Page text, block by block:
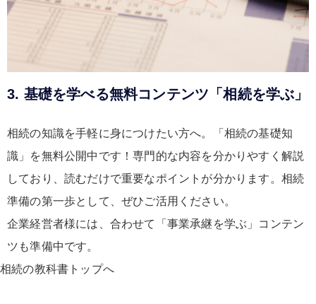
3. 基礎を学べる無料コンテンツ「相続を学ぶ」
相続の知識を手軽に身につけたい方へ。「相続の基礎知
識」を無料公開中です！専門的な内容を分かりやすく解説
しており、読むだけで重要なポイントが分かります。相続
準備の第一歩として、ぜひご活用ください。
企業経営者様には、合わせて「事業承継を学ぶ」コンテン
ツも準備中です。
相続の教科書トップへ